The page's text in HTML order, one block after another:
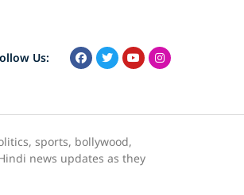
Us:
sports, bollywood,
news updates as they